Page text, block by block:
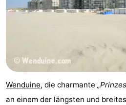
Parcs
Zimmer
Sehen
Wenduine, die charmante
an einem der längsten und